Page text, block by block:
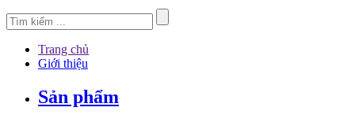
Trang chủ
Giới thiệu
Sản phẩm